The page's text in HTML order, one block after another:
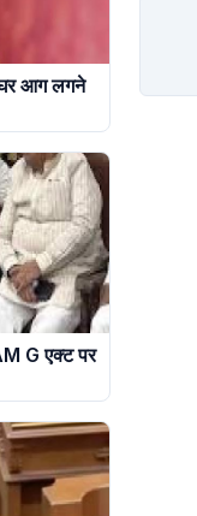
घर आग लगने
G एक्ट पर